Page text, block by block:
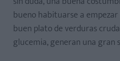
bueno habituarse a
buen plato de verduras
glucemia, generan una gran